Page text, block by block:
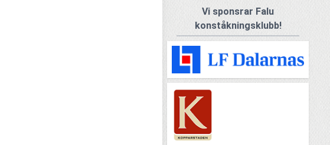
Vi sponsrar Falu
konståkningsklubb!